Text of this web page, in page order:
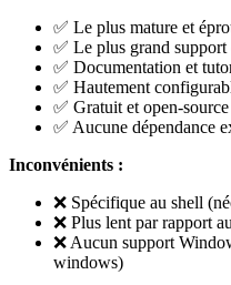
✅ Le plus mature et
✅ Le plus grand
✅ Documentation et
✅ Hautement
✅ Gratuit et open-
✅ Aucune dépendance
Inconvénients :
❌ Spécifique au shell
❌ Plus lent par rapport
❌ Aucun support
windows)